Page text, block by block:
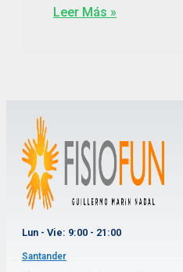
Leer Más »
Lun - Vie: 9:00 - 21:00
Santander